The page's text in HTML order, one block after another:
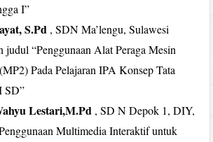
I”
S.Pd , SDN Ma’lengu, Sulawesi
judul “Penggunaan Alat Peraga Mesin
Pada Pelajaran IPA Konsep Tata
SD”
Lestari,M.Pd , SD N Depok 1, DIY,
Multimedia Interaktif untuk